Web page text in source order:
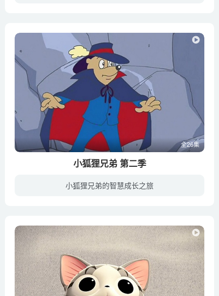
全26集
小狐狸兄弟 第二季
小狐狸兄弟的智慧成长之旅